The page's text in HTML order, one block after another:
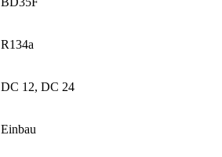
R134a
DC 12, DC 24
Einbau